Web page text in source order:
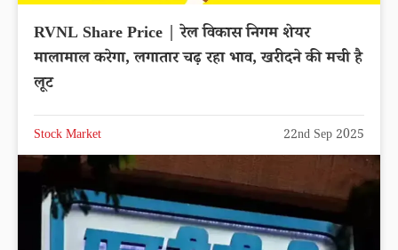
RVNL Share Price | रेल विकास निगम शेयर
मालामाल करेगा, लगातार चढ़ रहा भाव, खरीदने की मची है
लूट
Stock Market 22nd Sep 2025